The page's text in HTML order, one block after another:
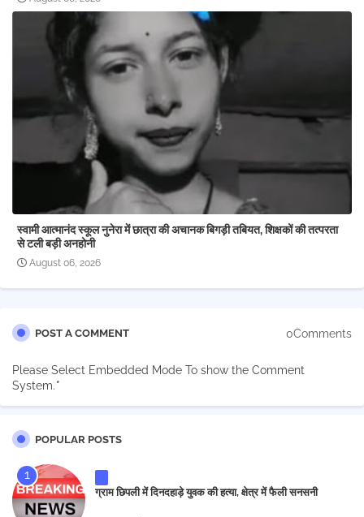
स्वामी आत्मानंद स्कूल नुनेरा में छात्रा की अचानक बिगड़ी तबियत, शिक्षकों की तत्परता
से टली बड़ी अनहोनी
August 06, 2026
POST A COMMENT 0Comments
Please Select Embedded Mode To show the Comment
System.*
POPULAR POSTS
ग्राम छिपली में दिनदहाड़े युवक की हत्या, क्षेत्र में फैली सनसनी